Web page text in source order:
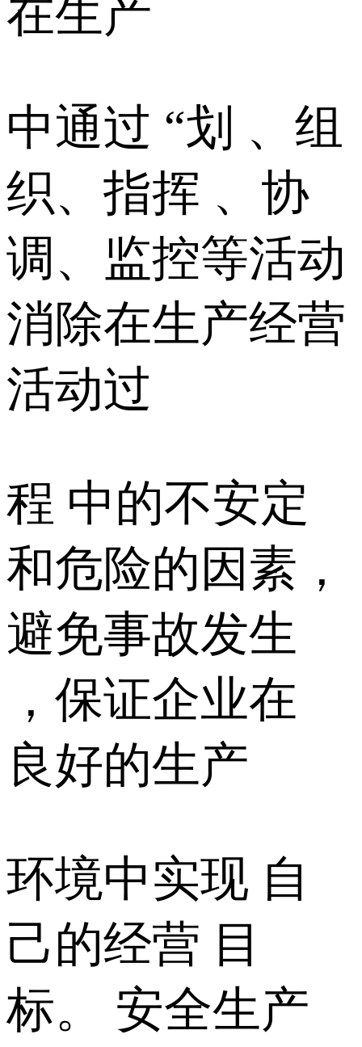
在生产
中通过 “划 、组
织、指挥 、协
调、监控等活动
消除在生产经营
活动过
程 中的不安定
和危险的因素，
避免事故发生
，保证企业在
良好的生产
环境中实现 自
己的经营 目
标。 安全生产